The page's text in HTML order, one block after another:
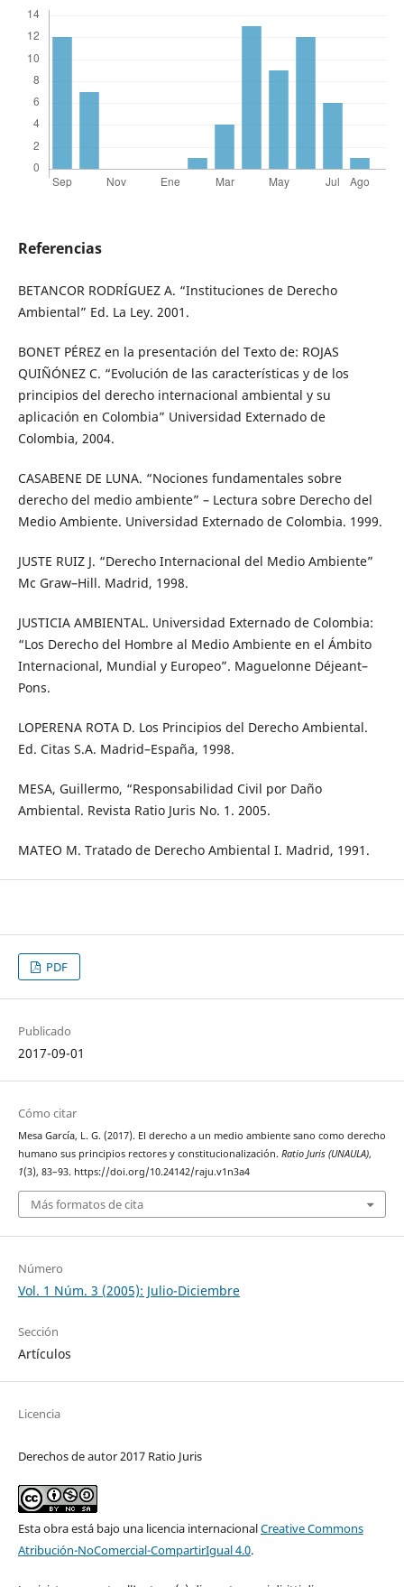
Referencias
BETANCOR RODRÍGUEZ A. “Instituciones de Derecho
Ambiental” Ed. La Ley. 2001.
BONET PÉREZ en la presentación del Texto de: ROJAS
QUIÑÓNEZ C. “Evolución de las características y de los
principios del derecho internacional ambiental y su
aplicación en Colombia” Universidad Externado de
Colombia, 2004.
CASABENE DE LUNA. “Nociones fundamentales sobre
derecho del medio ambiente” – Lectura sobre Derecho del
Medio Ambiente. Universidad Externado de Colombia. 1999.
JUSTE RUIZ J. “Derecho Internacional del Medio Ambiente”
Mc Graw–Hill. Madrid, 1998.
JUSTICIA AMBIENTAL. Universidad Externado de Colombia:
“Los Derecho del Hombre al Medio Ambiente en el Ámbito
Internacional, Mundial y Europeo”. Maguelonne Déjeant–
Pons.
LOPERENA ROTA D. Los Principios del Derecho Ambiental.
Ed. Citas S.A. Madrid–España, 1998.
MESA, Guillermo, “Responsabilidad Civil por Daño
Ambiental. Revista Ratio Juris No. 1. 2005.
MATEO M. Tratado de Derecho Ambiental I. Madrid, 1991.
PDF
Publicado
2017-09-01
Cómo citar
Mesa García, L. G. (2017). El derecho a un medio ambiente sano como derecho
humano sus principios rectores y constitucionalización. Ratio Juris (UNAULA),
1(3), 83–93. https://doi.org/10.24142/raju.v1n3a4
Más formatos de cita
Número
Vol. 1 Núm. 3 (2005): Julio-Diciembre
Sección
Artículos
Licencia
Derechos de autor 2017 Ratio Juris
Esta obra está bajo una licencia internacionalCreative Commons
Atribución-NoComercial-CompartirIgual 4.0.